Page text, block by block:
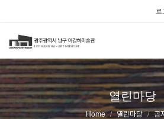
로
열린마당
Home 열린마당 공